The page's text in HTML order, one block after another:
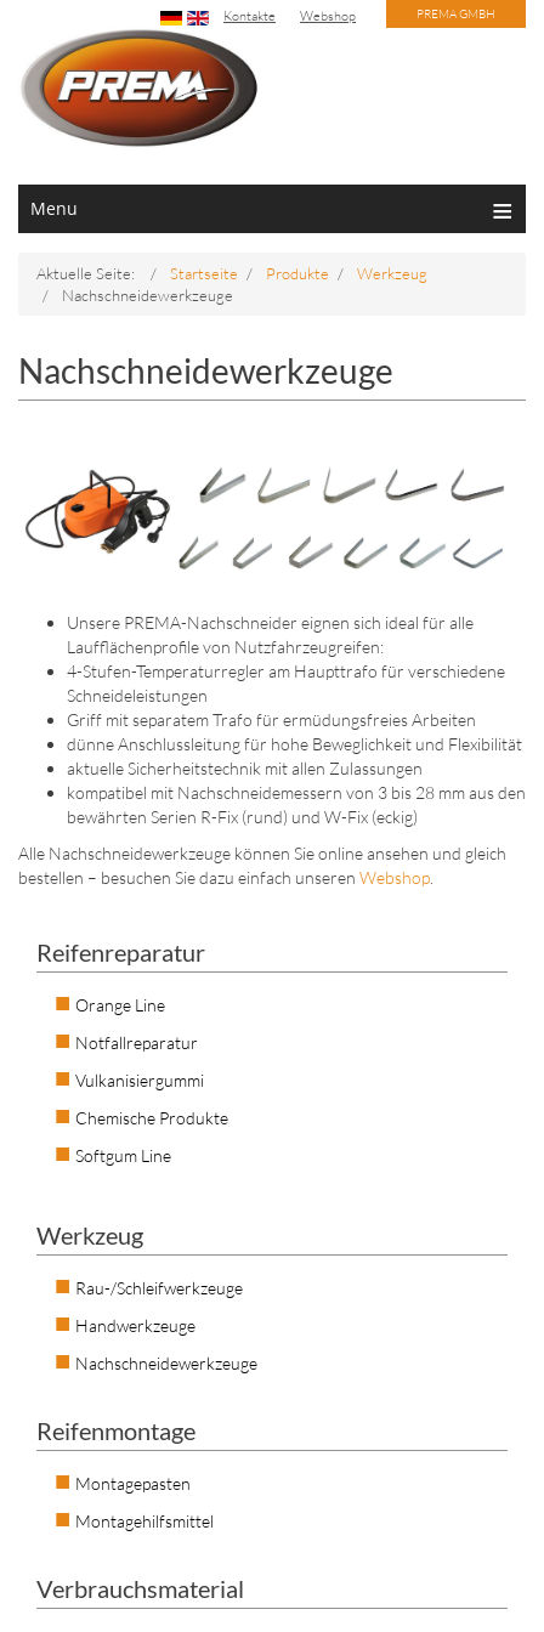
PREMA GMBH
Kontakte Webshop
Menu
Aktuelle Seite: Startseite Produkte
Werkzeug
Nachschneidewerkzeuge
Nachschneidewerkzeuge
Unsere PREMA-Nachschneider eignen sich ideal für alle
Laufflächenprofile von Nutzfahrzeugreifen:
4-Stufen-Temperaturregler am Haupttrafo für verschiedene
Schneideleistungen
Griff mit separatem Trafo für ermüdungsfreies Arbeiten
dünne Anschlussleitung für hohe Beweglichkeit und Flexibilität
aktuelle Sicherheitstechnik mit allen Zulassungen
kompatibel mit Nachschneidemessern von 3 bis 28 mm aus den
bewährten Serien R-Fix (rund) und W-Fix (eckig)
Alle Nachschneidewerkzeuge können Sie online ansehen und gleich
bestellen – besuchen Sie dazu einfach unseren Webshop
Reifenreparatur
Orange Line
Notfallreparatur
Vulkanisiergummi
Chemische Produkte
Softgum Line
Werkzeug
Rau-/Schleifwerkzeuge
Handwerkzeuge
Nachschneidewerkzeuge
Reifenmontage
Montagepasten
Montagehilfsmittel
Verbrauchsmaterial